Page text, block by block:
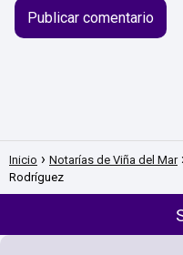
Inicio Notarías de Viña del Mar
Rodríguez